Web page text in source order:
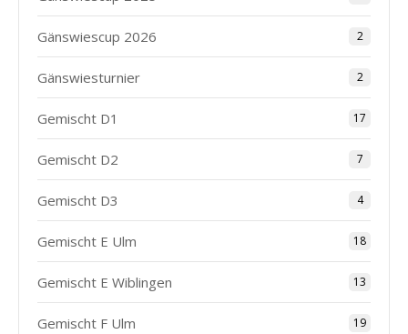
Gänswiescup 2026 2
Gänswiesturnier 2
Gemischt D1 17
Gemischt D2 7
Gemischt D3 4
Gemischt E Ulm 18
Gemischt E Wiblingen 13
Gemischt F Ulm 19